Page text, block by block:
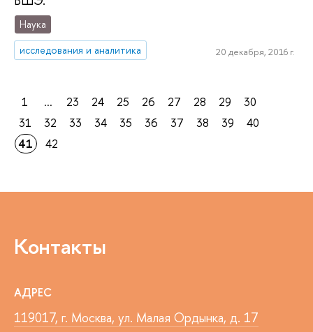
Наука
исследования и аналитика
20 декабря, 2016 г.
1 ... 23 24 25 26 27 28 29
30
31
32 33 34 35 36 37 38 39
40
41
42
Контакты
АДРЕС
119017, г. Москва, ул. Малая Ордынка, д. 17